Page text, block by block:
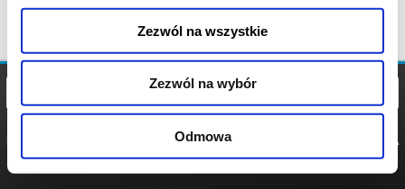
Zezwól na wszystkie
Zezwól na wybór
Odmowa
POLITYKA
POLITYKA